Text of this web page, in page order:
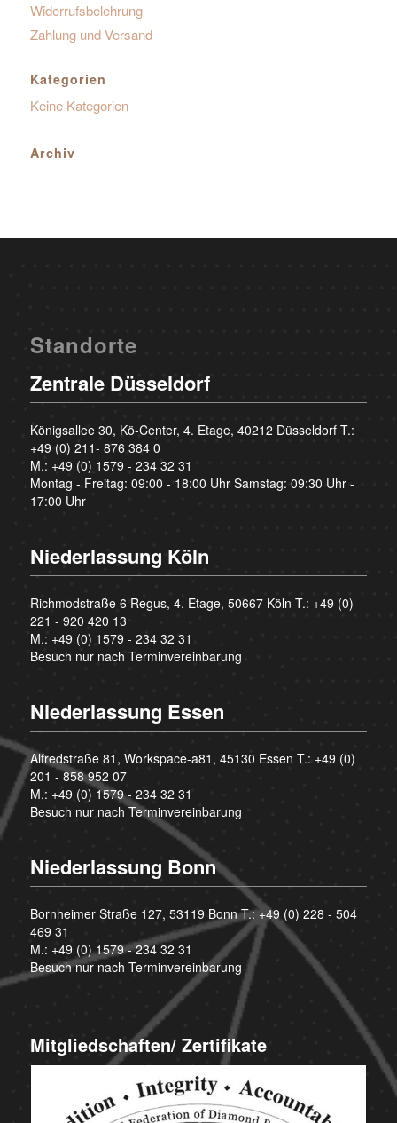
Widerrufsbelehrung
Zahlung und Versand
Kategorien
Keine Kategorien
Archiv
Standorte
Zentrale Düsseldorf
Königsallee 30, Kö-Center, 4. Etage, 40212 Düsseldorf T.:
+49 (0) 211- 876 384 0
M.: +49 (0) 1579 - 234 32 31
Montag - Freitag: 09:00 - 18:00 Uhr Samstag: 09:30 Uhr -
17:00 Uhr
Niederlassung Köln
Richmodstraße 6 Regus, 4. Etage, 50667 Köln T.: +49 (0)
221 - 920 420 13
M.: +49 (0) 1579 - 234 32 31
Besuch nur nach Terminvereinbarung
Niederlassung Essen
Alfredstraße 81, Workspace-a81, 45130 Essen T.: +49 (0)
201 - 858 952 07
M.: +49 (0) 1579 - 234 32 31
Besuch nur nach Terminvereinbarung
Niederlassung Bonn
Bornheimer Straße 127, 53119 Bonn T.:+49 (0) 228 - 504
469 31
M.: +49 (0) 1579 - 234 32 31
Besuch nur nach Terminvereinbarung
Mitgliedschaften/ Zertifikate